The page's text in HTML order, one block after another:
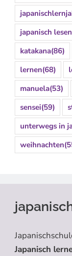
japanisch
katakana(86)
lernen(68)
manuela(53)
sensei(59)
unterwegs in
weihnachten
Japanisch